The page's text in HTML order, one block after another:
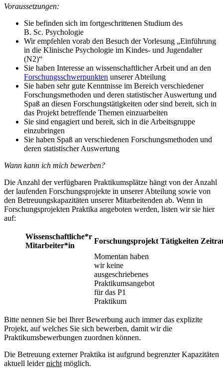
Voraussetzungen:
Sie befinden sich im fortgeschrittenen Studium des
B. Sc. Psychologie
Wir empfehlen vorab den Besuch der Vorlesung „Einführung
in die Klinische Psychologie im Kindes- und Jugendalter
(N2)“
Sie haben Interesse an wissenschaftlicher Arbeit und an den
Forschungsschwerpunkten unserer Abteilung
Sie haben sehr gute Kenntnisse im Bereich verschiedener
Forschungsmethoden und deren statistischer Auswertung und
Spaß an diesen Forschungstätigkeiten oder sind bereit, sich in
das Projekt betreffende Themen einzuarbeiten
Sie sind engagiert und bereit, sich in die Arbeitsgruppe
einzubringen
Sie haben Spaß an verschiedenen Forschungsmethoden und
deren statistischer Auswertung
Wann kann ich mich bewerben?
Die Anzahl der verfügbaren Praktikumsplätze hängt von der Anzahl
der laufenden Forschungsprojekte in unserer Abteilung sowie von
den Betreuungskapazitäten unserer Mitarbeitenden ab. Wenn in
Forschungsprojekten Praktika angeboten werden, listen wir sie hier
auf:
Wissenschaftliche*r
Mitarbeiter*in
Forschungsprojekt Tätigkeiten
Momentan haben
wir keine
ausgeschriebenes
Praktikumsangebot
für das P1
Praktikum
Bitte nennen Sie bei Ihrer Bewerbung auch immer das explizite
Projekt, auf welches Sie sich bewerben, damit wir die
Praktikumsbewerbungen zuordnen können.
Die Betreuung externer Praktika ist aufgrund begrenzter Kapazitäten
aktuell leidernicht möglich.